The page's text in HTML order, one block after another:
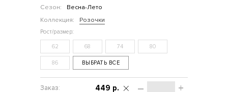
Сезон:
Весна-Лето
Коллекция:
Розочки
62 68 74 80
86 ВЫБРАТЬ ВСЕ
– +
449 р.